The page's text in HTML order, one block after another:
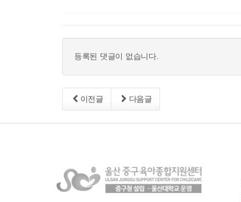
등록된 댓글이 없습니다.
이전글 다음글